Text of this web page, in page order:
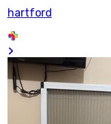
hartford